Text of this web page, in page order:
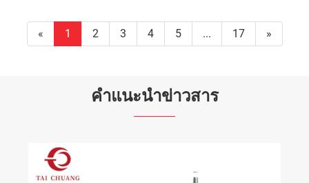
« 1 2 3 4 5 ... 17 »
คำแนะนำข่าวสาร